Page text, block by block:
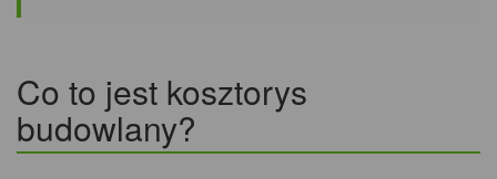
Co to jest kosztorys
budowlany?